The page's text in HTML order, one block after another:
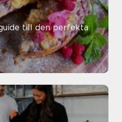
till den perfekta